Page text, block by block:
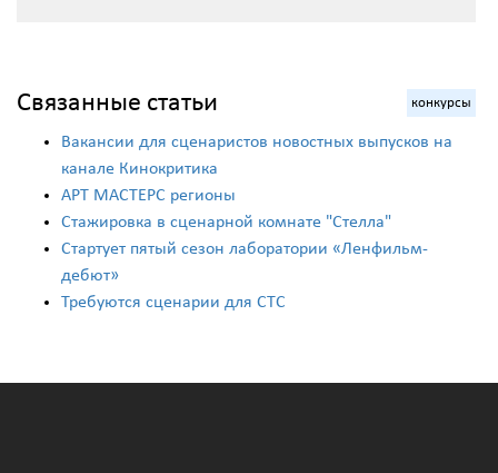
конкурсы
Связанные статьи
Вакансии для сценаристов новостных выпусков на
канале Кинокритика
АРТ МАСТЕРС регионы
Стажировка в сценарной комнате "Стелла"
Стартует пятый сезон лаборатории «Ленфильм-
дебют»
Требуются сценарии для СТС